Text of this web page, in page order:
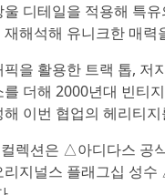
디테일을 적용해 특
해석해 유니크한 매력
을 활용한 트랙 톱, 저
더해 2000년대 빈티
이번 협업의 헤리티
렉션은 △아디다스
지널스 플래그십 성